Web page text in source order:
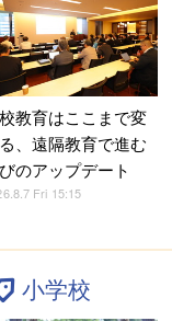
教育はここまで変
、遠隔教育で進む
のアップデート
Fri 15:15
小学校